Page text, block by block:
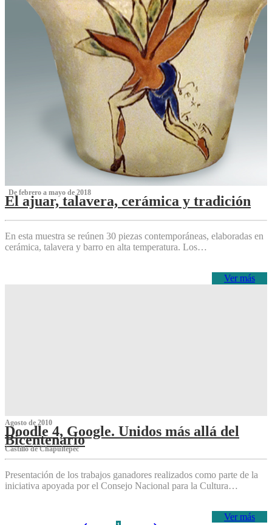
‌ De febrero a mayo de 2018
El ajuar, talavera, cerámica y tradición
‌
En esta muestra se reúnen 30 piezas contemporáneas, elaboradas en
cerámica, talavera y barro en alta temperatura. Los…
Ver más
Agosto de 2010
Doodle 4, Google. Unidos más allá del
Bicentenario
Castillo de Chapultepec
Presentación de los trabajos ganadores realizados como parte de la
iniciativa apoyada por el Consejo Nacional para la Cultura…
Ver más